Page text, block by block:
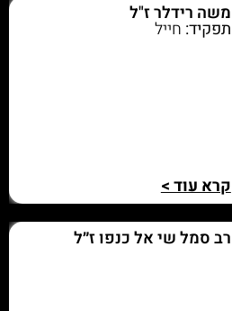
משה רידלר ז"ל
תפקיד: חייל
קרא עוד >
רב סמל שי אל כנפו ז״ל